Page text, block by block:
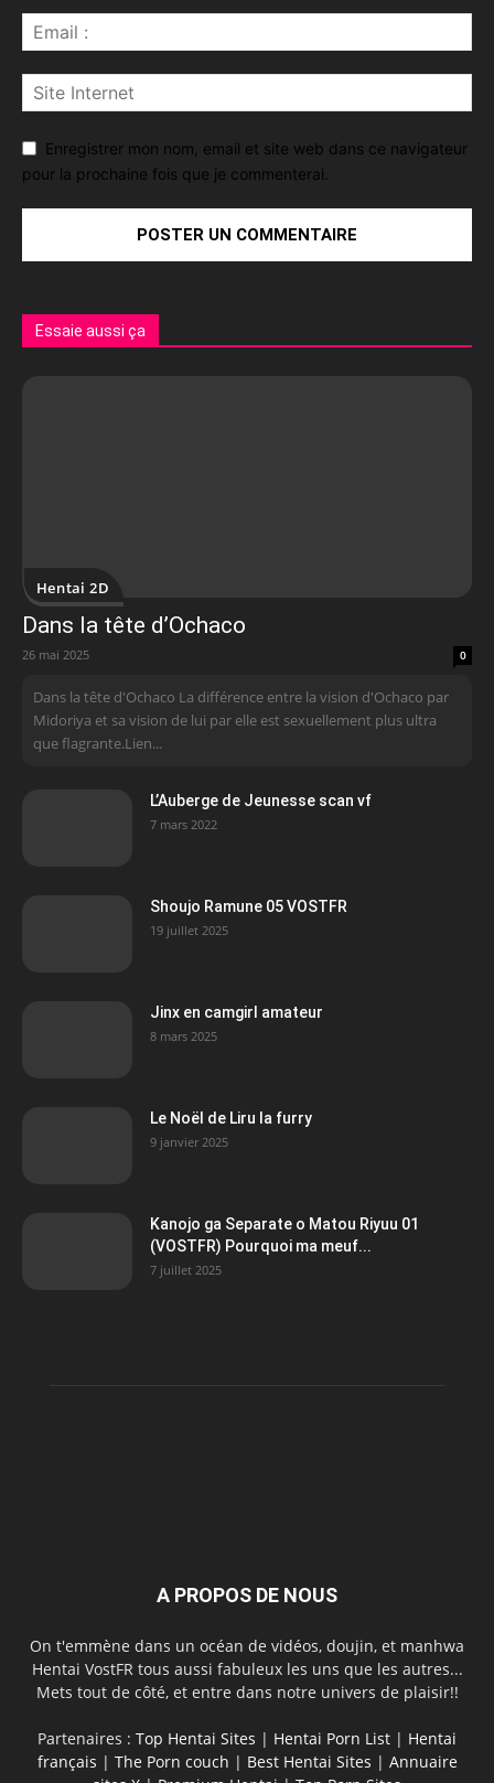
Enregistrer mon nom, email et site web dans ce navigateur
pour la prochaine fois que je commenterai.
Essaie aussi ça
Hentai 2D
Dans la tête d’Ochaco
26 mai 2025 0
Dans la tête d'Ochaco La différence entre la vision d'Ochaco par
Midoriya et sa vision de lui par elle est sexuellement plus ultra
que flagrante.Lien...
L’Auberge de Jeunesse scan vf
7 mars 2022
Shoujo Ramune 05 VOSTFR
19 juillet 2025
Jinx en camgirl amateur
8 mars 2025
Le Noël de Liru la furry
9 janvier 2025
Kanojo ga Separate o Matou Riyuu 01
(VOSTFR) Pourquoi ma meuf...
7 juillet 2025
A PROPOS DE NOUS
On t'emmène dans un océan de vidéos, doujin, et manhwa
Hentai VostFR tous aussi fabuleux les uns que les autres...
Mets tout de côté, et entre dans notre univers de plaisir!!
Partenaires : Top Hentai Sites | Hentai Porn List | Hentai
français | The Porn couch | Best Hentai Sites | Annuaire